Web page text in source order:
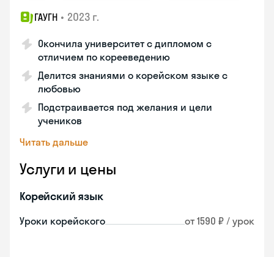
ГАУГН • 2023 г.
Окончила университет с дипломом с
отличием по корееведению
Делится знаниями о корейском языке с
любовью
Подстраивается под желания и цели
учеников
Читать дальше
Услуги и цены
Корейский язык
Уроки корейского от 1590 ₽ / урок